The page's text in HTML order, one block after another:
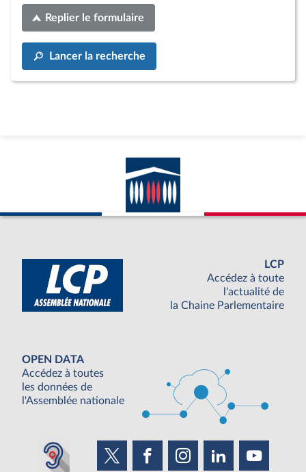
Replier le formulaire
Lancer la recherche
LCP
Accédez à toute
l'actualité de
la Chaine Parlementaire
OPEN DATA
Accédez à toutes
les données de
l'Assemblée nationale